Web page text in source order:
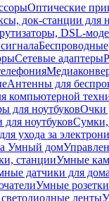
Оптические
док-станции для
DSL-
Беспроводные
Сетевые адаптеры
Антенны для
компьютерной
для ноутбуковОчки
для ноутбуковСумки,
ухода за
Умный дом
станцииУмные
датчики для дома
Умные розетки
ленты